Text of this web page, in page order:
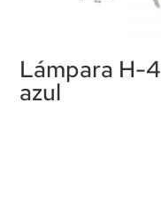
Lámpara H-4
azul